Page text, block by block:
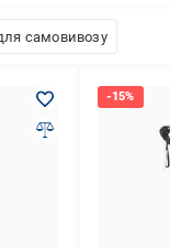
самовивозу